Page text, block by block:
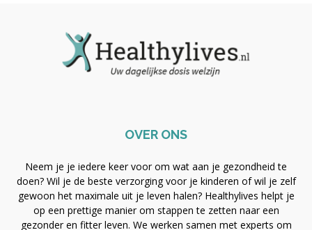
OVER ONS
Neem je je iedere keer voor om wat aan je gezondheid te
doen? Wil je de beste verzorging voor je kinderen of wil je zelf
gewoon het maximale uit je leven halen? Healthylives helpt je
op een prettige manier om stappen te zetten naar een
gezonder en fitter leven. We werken samen met experts om